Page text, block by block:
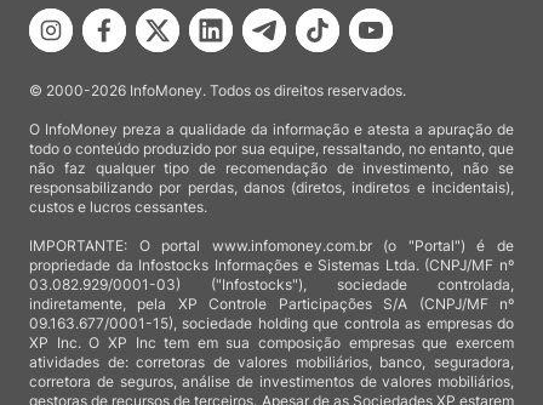
© 2000-2026 InfoMoney. Todos os direitos reservados.
O InfoMoney preza a qualidade da informação e atesta a apuração de
todo o conteúdo produzido por sua equipe, ressaltando, no entanto, que
não faz qualquer tipo de recomendação de investimento, não se
responsabilizando por perdas, danos (diretos, indiretos e incidentais),
custos e lucros cessantes.
IMPORTANTE: O portal www.infomoney.com.br (o "Portal") é de
propriedade da Infostocks Informações e Sistemas Ltda. (CNPJ/MF nº
03.082.929/0001-03) ("Infostocks"), sociedade controlada,
indiretamente, pela XP Controle Participações S/A (CNPJ/MF nº
09.163.677/0001-15), sociedade holding que controla as empresas do
XP Inc. O XP Inc tem em sua composição empresas que exercem
atividades de: corretoras de valores mobiliários, banco, seguradora,
corretora de seguros, análise de investimentos de valores mobiliários,
gestoras de recursos de terceiros. Apesar de as Sociedades XP estarem